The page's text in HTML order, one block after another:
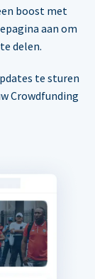
boost met
aan om
delen.
te sturen
Crowdfunding